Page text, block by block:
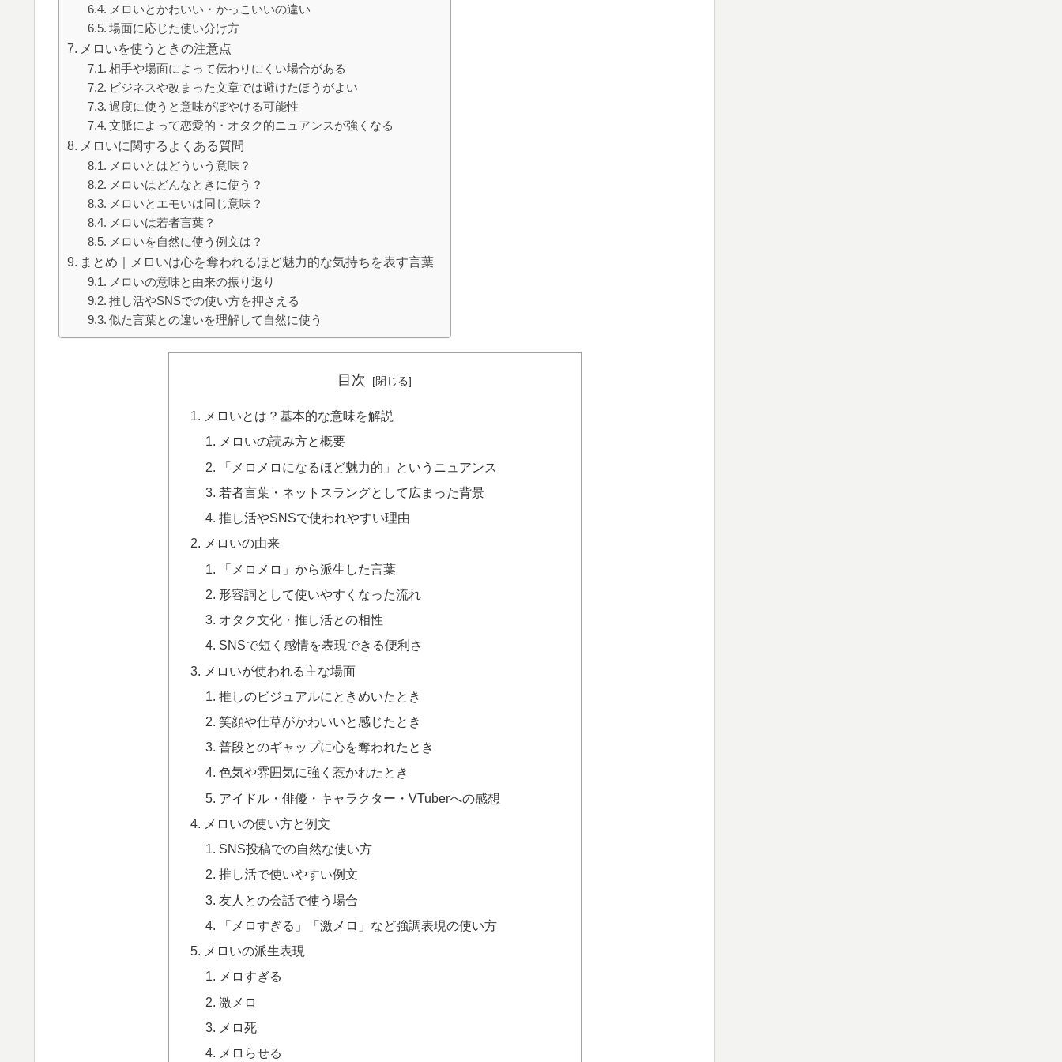
メロいとかわいい・かっこいいの違い
場面に応じた使い分け方
メロいを使うときの注意点
相手や場面によって伝わりにくい場合がある
ビジネスや改まった文章では避けたほうがよい
過度に使うと意味がぼやける可能性
文脈によって恋愛的・オタク的ニュアンスが強くなる
メロいに関するよくある質問
メロいとはどういう意味？
メロいはどんなときに使う？
メロいとエモいは同じ意味？
メロいは若者言葉？
メロいを自然に使う例文は？
まとめ｜メロいは心を奪われるほど魅力的な気持ちを表す言葉
メロいの意味と由来の振り返り
推し活やSNSでの使い方を押さえる
似た言葉との違いを理解して自然に使う
目次
メロいとは？基本的な意味を解説
メロいの読み方と概要
「メロメロになるほど魅力的」というニュアンス
若者言葉・ネットスラングとして広まった背景
推し活やSNSで使われやすい理由
メロいの由来
「メロメロ」から派生した言葉
形容詞として使いやすくなった流れ
オタク文化・推し活との相性
SNSで短く感情を表現できる便利さ
メロいが使われる主な場面
推しのビジュアルにときめいたとき
笑顔や仕草がかわいいと感じたとき
普段とのギャップに心を奪われたとき
色気や雰囲気に強く惹かれたとき
アイドル・俳優・キャラクター・VTuberへの感想
メロいの使い方と例文
SNS投稿での自然な使い方
推し活で使いやすい例文
友人との会話で使う場合
「メロすぎる」「激メロ」など強調表現の使い方
メロいの派生表現
メロすぎる
激メロ
メロ死
メロらせる